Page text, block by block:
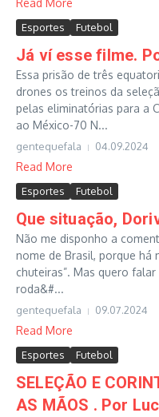
Read More
Esportes Futebol
Já ví esse filme.
Essa prisão de três
drones os treinos da
pelas eliminatórias para a
ao México-70 N...
gentequefala 04.09.2024
Read More
Esportes Futebol
Que situação,
Não me disponho a
nome de Brasil, porque há
chuteiras”. Mas quero
roda&#...
gentequefala 09.07.2024
Read More
Esportes Futebol
SELEÇÃO E
AS MÃOS . Por